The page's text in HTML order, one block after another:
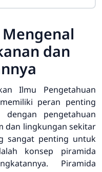
dan
Ilmu Pengetahuan
peran penting
dengan pengetahuan
dan lingkungan sekitar
sangat penting untuk
konsep piramida
Piramida